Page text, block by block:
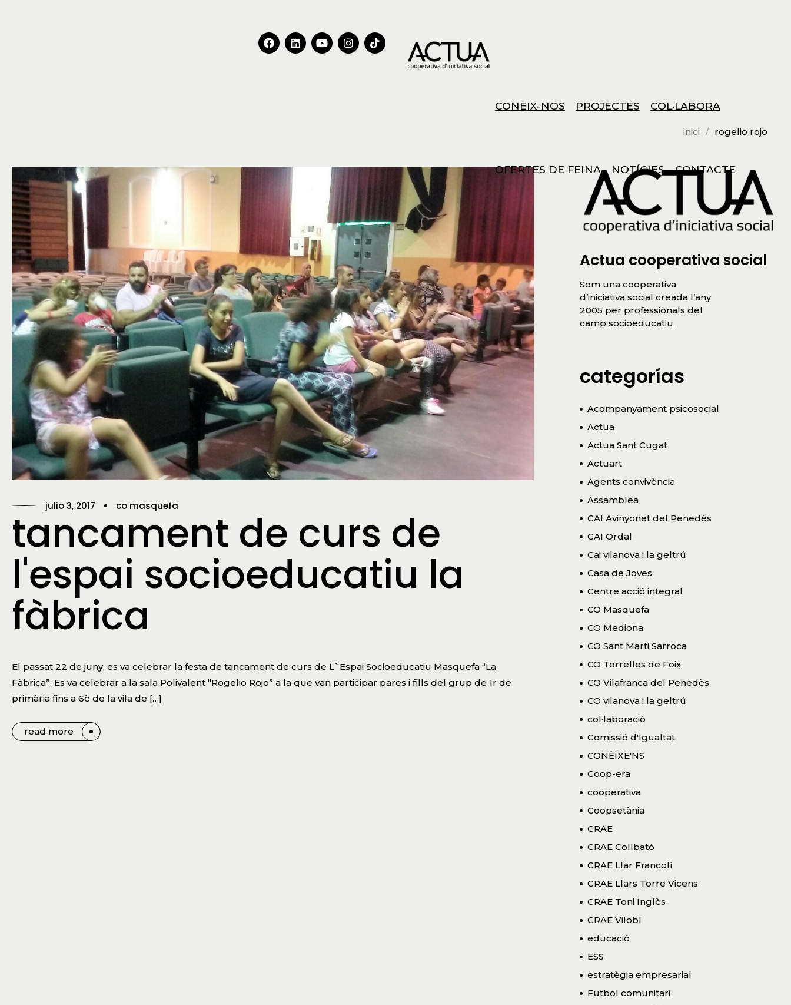
CONEIX-NOS PROJECTES COL·LABORA
OFERTES DE FEINA NOTÍCIES CONTACTE
inici rogelio rojo
julio 3, 2017 co masquefa
tancament de curs de
l'espai socioeducatiu la
fàbrica
El passat 22 de juny, es va celebrar la festa de tancament de curs de L`Espai Socioeducatiu Masquefa “La
Fàbrica”. Es va celebrar a la sala Polivalent “Rogelio Rojo” a la que van participar pares i fills del grup de 1r de
primària fins a 6è de la vila de […]
read more
Actua cooperativa social
Som una cooperativa
d’iniciativa social creada l’any
2005 per professionals del
camp socioeducatiu.
categorías
Acompanyament psicosocial
Actua
Actua Sant Cugat
Actuart
Agents convivència
Assamblea
CAI Avinyonet del Penedès
CAI Ordal
Cai vilanova i la geltrú
Casa de Joves
Centre acció integral
CO Masquefa
CO Mediona
CO Sant Marti Sarroca
CO Torrelles de Foix
CO Vilafranca del Penedès
CO vilanova i la geltrú
col·laboració
Comissió d'Igualtat
CONÈIXE'NS
Coop-era
cooperativa
Coopsetània
CRAE
CRAE Collbató
CRAE Llar Francolí
CRAE Llars Torre Vicens
CRAE Toni Inglès
CRAE Vilobí
educació
ESS
estratègia empresarial
Futbol comunitari